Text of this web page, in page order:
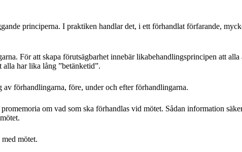
principerna. I praktiken handlar det, i ett förhandlat förfarande,
För att skapa förutsägbarhet innebär likabehandlingsprincipen att alla
har lika lång ”betänketid”.
förhandlingarna, före, under och efter förhandlingarna.
om vad som ska förhandlas vid mötet. Sådan information
mötet.